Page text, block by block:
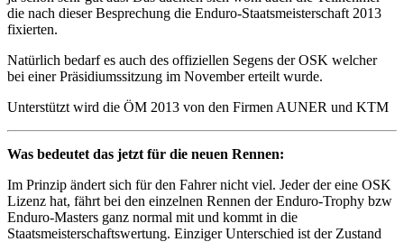
die nach dieser Besprechung die Enduro-Staatsmeisterschaft 2013
fixierten.
Natürlich bedarf es auch des offiziellen Segens der OSK welcher
bei einer Präsidiumssitzung im November erteilt wurde.
Unterstützt wird die ÖM 2013 von den Firmen AUNER und KTM
Was bedeutet das jetzt für die neuen Rennen:
Im Prinzip ändert sich für den Fahrer nicht viel. Jeder der eine OSK
Lizenz hat, fährt bei den einzelnen Rennen der Enduro-Trophy bzw
Enduro-Masters ganz normal mit und kommt in die
Staatsmeisterschaftswertung. Einziger Unterschied ist der Zustand